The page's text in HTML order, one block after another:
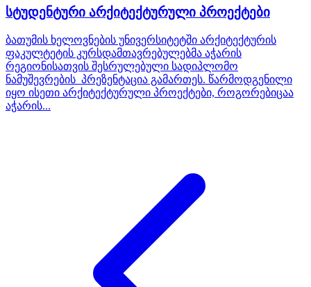
სტუდენტური არქიტექტურული პროექტები
ბათუმის ხელოვნების უნივერსიტეტში არქიტექტურის
ფაკულტეტის კურსდამთავრებულებმა აჭარის
რეგიონისათვის შესრულებული სადიპლომო
ნამუშევრების პრეზენტაცია გამართეს. წარმოდგენილი
იყო ისეთი არქიტექტურული პროექტები, როგორებიცაა
აჭარის...